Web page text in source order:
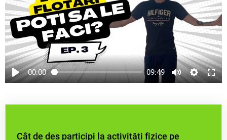
00:00 09:49
Cât de des participi la activități fizice pe